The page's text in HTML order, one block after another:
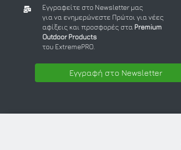
Εγγραφείτε στο Newsletter μας
για να ενημερώνεστε Πρώτοι για νέες
αφίξεις και προσφορές στα Premium
Outdoor Products
του ExtremePRO.
Εγγραφή στο Newsletter